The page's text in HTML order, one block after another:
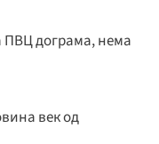
ПВЦ дограма, нема
век од